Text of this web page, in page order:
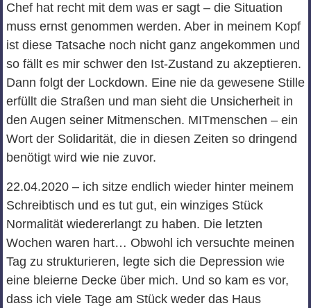
Chef hat recht mit dem was er sagt – die Situation
muss ernst genommen werden. Aber in meinem Kopf
ist diese Tatsache noch nicht ganz angekommen und
so fällt es mir schwer den Ist-Zustand zu akzeptieren.
Dann folgt der Lockdown. Eine nie da gewesene Stille
erfüllt die Straßen und man sieht die Unsicherheit in
den Augen seiner Mitmenschen. MITmenschen – ein
Wort der Solidarität, die in diesen Zeiten so dringend
benötigt wird wie nie zuvor.
22.04.2020 – ich sitze endlich wieder hinter meinem
Schreibtisch und es tut gut, ein winziges Stück
Normalität wiedererlangt zu haben. Die letzten
Wochen waren hart… Obwohl ich versuchte meinen
Tag zu strukturieren, legte sich die Depression wie
eine bleierne Decke über mich. Und so kam es vor,
dass ich viele Tage am Stück weder das Haus